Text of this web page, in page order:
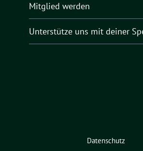
Mitglied werden
Unterstütze uns mit deiner
Datenschutz